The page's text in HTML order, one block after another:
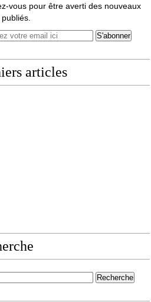
vous pour être averti des nouveaux
articles